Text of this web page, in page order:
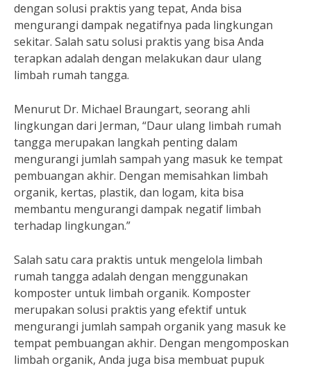
dengan solusi praktis yang tepat, Anda bisa
mengurangi dampak negatifnya pada lingkungan
sekitar. Salah satu solusi praktis yang bisa Anda
terapkan adalah dengan melakukan daur ulang
limbah rumah tangga.
Menurut Dr. Michael Braungart, seorang ahli
lingkungan dari Jerman, “Daur ulang limbah rumah
tangga merupakan langkah penting dalam
mengurangi jumlah sampah yang masuk ke tempat
pembuangan akhir. Dengan memisahkan limbah
organik, kertas, plastik, dan logam, kita bisa
membantu mengurangi dampak negatif limbah
terhadap lingkungan.”
Salah satu cara praktis untuk mengelola limbah
rumah tangga adalah dengan menggunakan
komposter untuk limbah organik. Komposter
merupakan solusi praktis yang efektif untuk
mengurangi jumlah sampah organik yang masuk ke
tempat pembuangan akhir. Dengan mengomposkan
limbah organik, Anda juga bisa membuat pupuk